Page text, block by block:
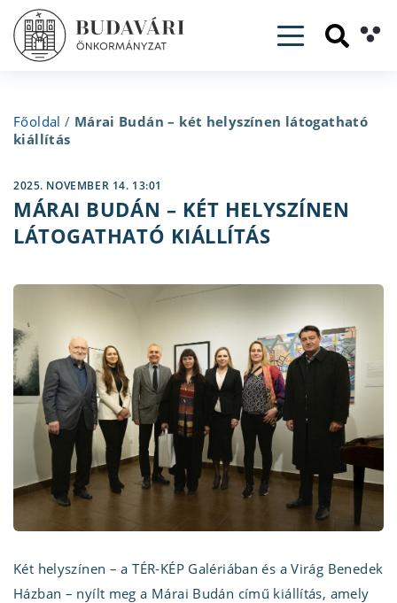
Toggle
Főoldal / Márai Budán – két helyszínen látogatható
kiállítás
2025. NOVEMBER 14. 13:01
MÁRAI BUDÁN – KÉT HELYSZÍNEN
LÁTOGATHATÓ KIÁLLÍTÁS
Két helyszínen – a TÉR-KÉP Galériában és a Virág Benedek
Házban – nyílt meg a Márai Budán című kiállítás, amely